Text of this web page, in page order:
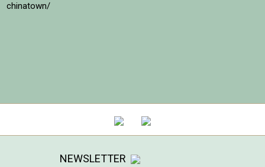
chinatown/
NEWSLETTER